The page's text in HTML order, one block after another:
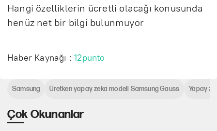
Hangi özelliklerin ücretli olacağı konusunda
henüz net bir bilgi bulunmuyor
Haber Kaynağı :12punto
Çok Okunanlar
Samsung Üretken yapay zeka modeli Samsung Gauss Yapay